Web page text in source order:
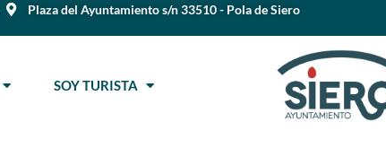
Plaza del Ayuntamiento s/n 33510 - Pola de Siero
SOY TURISTA